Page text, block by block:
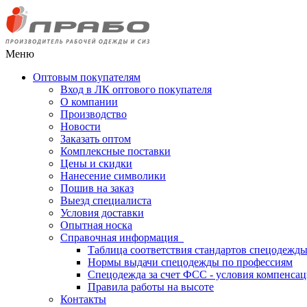
Меню
Оптовым покупателям
Вход в ЛК оптового покупателя
О компании
Производство
Новости
Заказать оптом
Комплексные поставки
Цены и скидки
Нанесение символики
Пошив на заказ
Выезд специалиста
Условия доставки
Опытная носка
Справочная информация
Таблица соответствия стандартов спецодежды
Нормы выдачи спецодежды по профессиям
Спецодежда за счет ФСС - условия
Правила работы на высоте
Контакты